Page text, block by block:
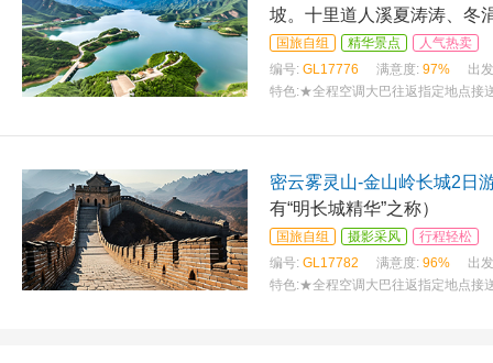
坡。十里道人溪夏涛涛、冬
国旅自组 精华景点
人气热卖
编号: GL17776 满意度: 97%
出
特色:★全程空调大巴往返指定地点接
密云雾灵山-金山岭长城2日
有“明长城精华”之称）
国旅自组 摄影采风
行程轻松
编号: GL17782 满意度: 96%
出
特色:★全程空调大巴往返指定地点接